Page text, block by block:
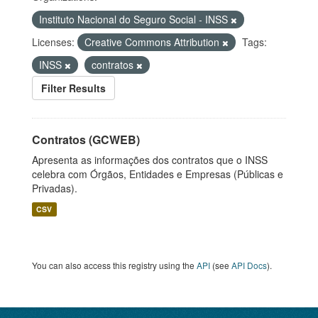
Instituto Nacional do Seguro Social - INSS
Licenses:
Creative Commons Attribution
Tags:
INSS
contratos
Filter Results
Contratos (GCWEB)
Apresenta as informações dos contratos que o INSS
celebra com Órgãos, Entidades e Empresas (Públicas e
Privadas).
CSV
You can also access this registry using the API (see API Docs).